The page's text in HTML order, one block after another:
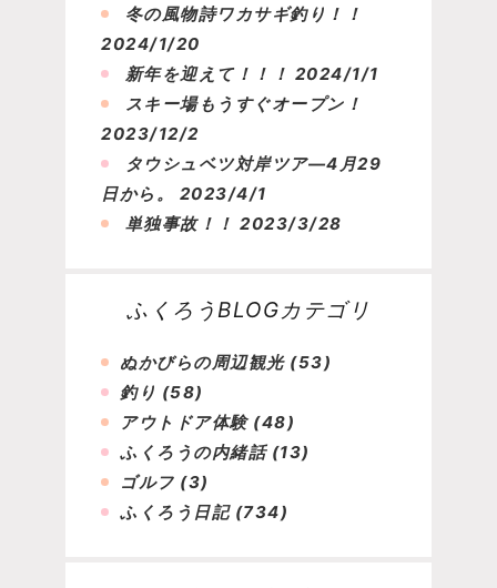
冬の風物詩ワカサギ釣り！！
2024/1/20
新年を迎えて！！！ 2024/1/1
スキー場もうすぐオープン！
2023/12/2
タウシュベツ対岸ツア―4月29
日から。
2023/4/1
単独事故！！ 2023/3/28
ふくろうBLOGカテゴリ
ぬかびらの周辺観光(53)
釣り (58)
アウトドア体験(48)
ふくろうの内緒話(13)
ゴルフ (3)
ふくろう日記(734)